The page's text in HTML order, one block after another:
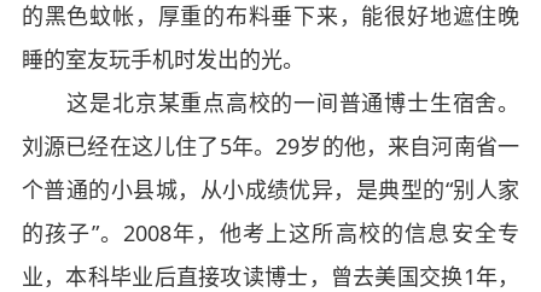
的黑色蚊帐，厚重的布料垂下来，能很好地遮住晚
睡的室友玩手机时发出的光。
这是北京某重点高校的一间普通博士生宿舍。
刘源已经在这儿住了5年。29岁的他，来自河南省一
个普通的小县城，从小成绩优异，是典型的“别人家
的孩子”。2008年，他考上这所高校的信息安全专
业，本科毕业后直接攻读博士，曾去美国交换1年，